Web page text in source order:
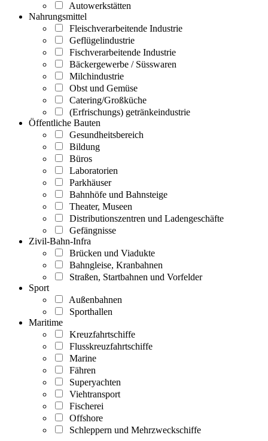
Autowerkstätten
Nahrungsmittel
Fleischverarbeitende Industrie
Geflügelindustrie
Fischverarbeitende Industrie
Bäckergewerbe / Süsswaren
Milchindustrie
Obst und Gemüse
Catering/Großküche
(Erfrischungs) getränkeindustrie
Öffentliche Bauten
Gesundheitsbereich
Bildung
Büros
Laboratorien
Parkhäuser
Bahnhöfe und Bahnsteige
Theater, Museen
Distributionszentren und Ladengeschäfte
Gefängnisse
Zivil-Bahn-Infra
Brücken und Viadukte
Bahngleise, Kranbahnen
Straßen, Startbahnen und Vorfelder
Sport
Außenbahnen
Sporthallen
Maritime
Kreuzfahrtschiffe
Flusskreuzfahrtschiffe
Marine
Fähren
Superyachten
Viehtransport
Fischerei
Offshore
Schleppern und Mehrzweckschiffe